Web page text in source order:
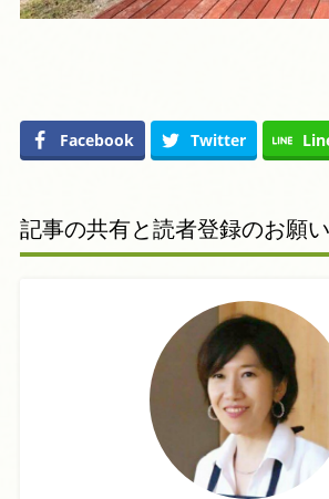
Facebook Twitter
記事の共有と読者登録のお願い